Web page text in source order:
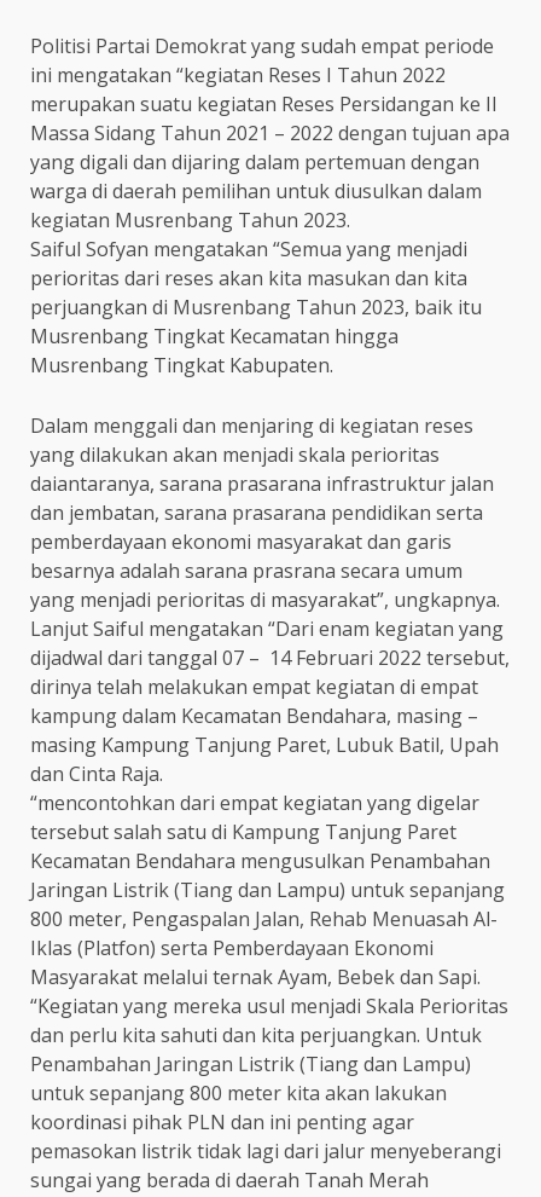
Politisi Partai Demokrat yang sudah empat periode
ini mengatakan “kegiatan Reses I Tahun 2022
merupakan suatu kegiatan Reses Persidangan ke II
Massa Sidang Tahun 2021 – 2022 dengan tujuan apa
yang digali dan dijaring dalam pertemuan dengan
warga di daerah pemilihan untuk diusulkan dalam
kegiatan Musrenbang Tahun 2023.
Saiful Sofyan mengatakan “Semua yang menjadi
perioritas dari reses akan kita masukan dan kita
perjuangkan di Musrenbang Tahun 2023, baik itu
Musrenbang Tingkat Kecamatan hingga
Musrenbang Tingkat Kabupaten.
Dalam menggali dan menjaring di kegiatan reses
yang dilakukan akan menjadi skala perioritas
daiantaranya, sarana prasarana infrastruktur jalan
dan jembatan, sarana prasarana pendidikan serta
pemberdayaan ekonomi masyarakat dan garis
besarnya adalah sarana prasrana secara umum
yang menjadi perioritas di masyarakat”, ungkapnya.
Lanjut Saiful mengatakan “Dari enam kegiatan yang
dijadwal dari tanggal 07 – 14 Februari 2022 tersebut,
dirinya telah melakukan empat kegiatan di empat
kampung dalam Kecamatan Bendahara, masing –
masing Kampung Tanjung Paret, Lubuk Batil, Upah
dan Cinta Raja.
“mencontohkan dari empat kegiatan yang digelar
tersebut salah satu di Kampung Tanjung Paret
Kecamatan Bendahara mengusulkan Penambahan
Jaringan Listrik (Tiang dan Lampu) untuk sepanjang
800 meter, Pengaspalan Jalan, Rehab Menuasah Al-
Iklas (Platfon) serta Pemberdayaan Ekonomi
Masyarakat melalui ternak Ayam, Bebek dan Sapi.
“Kegiatan yang mereka usul menjadi Skala Perioritas
dan perlu kita sahuti dan kita perjuangkan. Untuk
Penambahan Jaringan Listrik (Tiang dan Lampu)
untuk sepanjang 800 meter kita akan lakukan
koordinasi pihak PLN dan ini penting agar
pemasokan listrik tidak lagi dari jalur menyeberangi
sungai yang berada di daerah Tanah Merah